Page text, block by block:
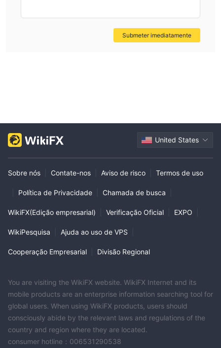
Submeter imediatamente
United States
Sobre nós Contate-nos Aviso de risco Termos de uso
Política de Privacidade Chamada de busca
WikiFX(Edição empresarial) Verificação Oficial EXPO
WikiPesquisa Ajuda ao uso de VPS
Cooperação Empresarial Divisão Regional
You are visiting the WikiFX website. WikiFX Internet and its
mobile products are an enterprise information searching tool for
global users. When using WikiFX products, users should
consciously abide by the relevant laws and regulations of the
country and region where they are located.
consumer hotline：006531290538